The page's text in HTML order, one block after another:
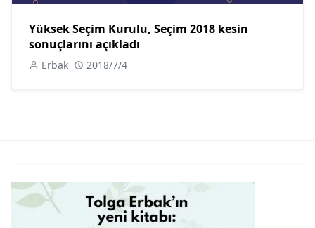
Yüksek Seçim Kurulu, Seçim 2018 kesin
sonuçlarını açıkladı
Erbak 2018/7/4